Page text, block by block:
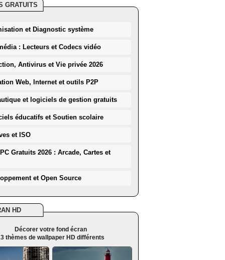
GRATUITS
et Diagnostic système
: Lecteurs et Codecs vidéo
Antivirus et Vie privée 2026
Web, Internet et outils P2P
et logiciels de gestion gratuits
éducatifs et Soutien scolaire
et ISO
Gratuits 2026 : Arcade, Cartes et
et Open Source
HD
Décorer votre fond écran
thèmes de wallpaper HD différents